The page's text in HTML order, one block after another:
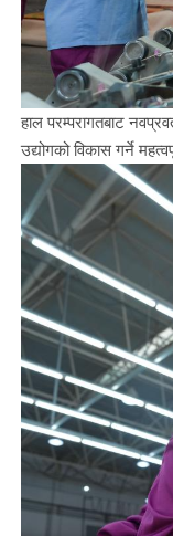
हाल परम्परागतबाट
उद्योगको विकास गर्ने